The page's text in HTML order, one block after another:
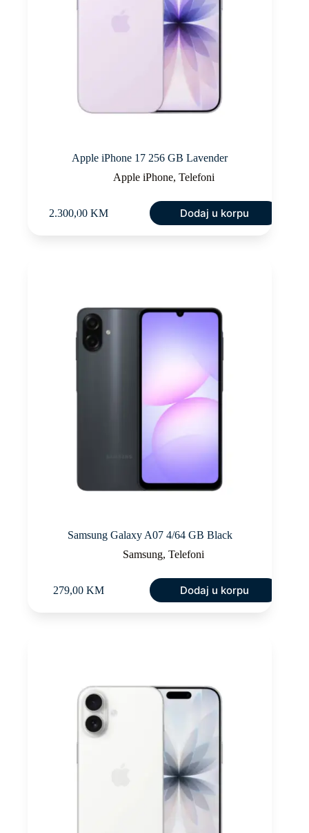
Apple iPhone 17 256 GB Lavender
Apple iPhone, Telefoni
2.300,00 KM Dodaj u korpu
Samsung Galaxy A07 4/64 GB Black
Samsung,Telefoni
279,00 KM Dodaj u korpu